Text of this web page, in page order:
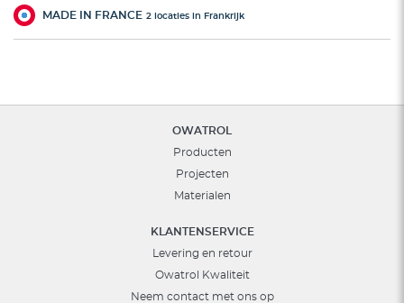
MADE IN FRANCE 2 locaties in Frankrijk
OWATROL
Producten
Projecten
Materialen
KLANTENSERVICE
Levering en retour
Owatrol Kwaliteit
Neem contact met ons op